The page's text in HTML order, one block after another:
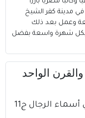
مدينة كفر الشيخ
الجامعة وعمل بعد ذلك
شهرة واسعة بفضل
الواحد
كتاب تذهيب تهذيب الكمال في أسماء الرجال ج11